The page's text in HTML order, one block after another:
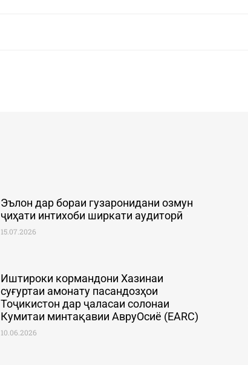
Эълон дар бораи гузаронидани озмун
ҷиҳати интихоби ширкати аудиторӣ
15.07.2026
Иштироки кормандони Хазинаи
суғуртаи амонату пасандозҳои
Тоҷикистон дар ҷаласаи солонаи
Кумитаи минтақавии АвруОсиё (EARC)
10.06.2026